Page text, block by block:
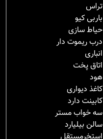
تراس
باربی کیو
حیاط سازی
درب ریموت دار
انباری
اتاق پخت
هود
کاغذ دیواری
کابینت دارد
سه خواب مستر
سالن بیلیارد